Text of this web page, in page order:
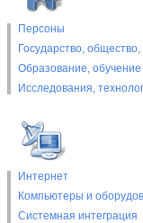
Персоны
Государство,
Образование, обучение
Исследования,
Интернет
Компьютеры и
Системная интеграция